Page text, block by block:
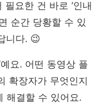
요한 건 바로 ‘인내
순간 당황할 수 있
니다. 😉
요. 어떤 동영상 플
확장자가 무엇인지
해결할 수 있어요.